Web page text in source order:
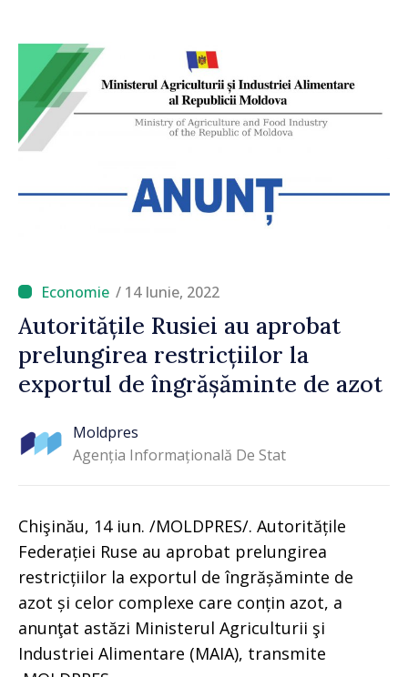
/ 14 Iunie, 2022
Autoritățile Rusiei au aprobat
prelungirea restricțiilor la
exportul de îngrășăminte de azot
Moldpres
Agenția Informațională De Stat
Chişinău, 14 iun. /MOLDPRES/. Autoritățile
Federației Ruse au aprobat prelungirea
restricțiilor la exportul de îngrășăminte de
azot și celor complexe care conțin azot, a
anunţat astăzi Ministerul Agriculturii şi
Industriei Alimentare (MAIA), transmite